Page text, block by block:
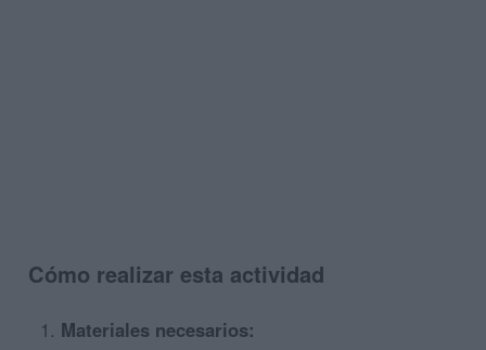
Cómo realizar esta actividad
Materiales necesarios: